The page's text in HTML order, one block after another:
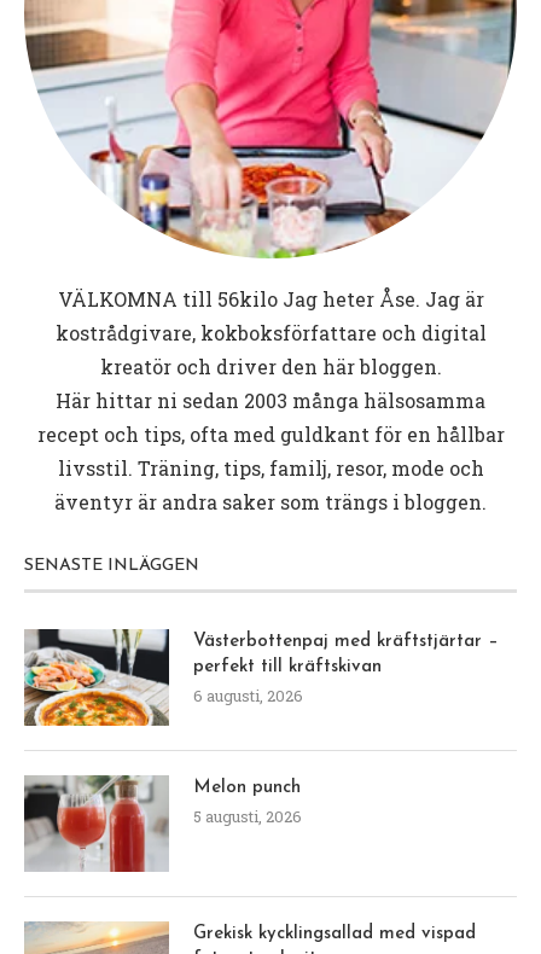
VÄLKOMNA till 56kiloJag heter Åse. Jag är
kostrådgivare, kokboksförfattare och digital
kreatör och driver den här bloggen.
Här hittar ni sedan 2003 många hälsosamma
recept och tips, ofta med guldkant för en hållbar
livsstil. Träning, tips, familj, resor, mode och
äventyr är andra saker som trängs i bloggen.
SENASTE INLÄGGEN
Västerbottenpaj med kräftstjärtar –
perfekt till kräftskivan
6 augusti, 2026
Melon punch
5 augusti, 2026
Grekisk kycklingsallad med vispad